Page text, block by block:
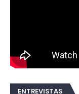
ENTREVISTAS